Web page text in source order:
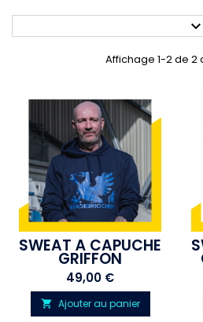

Affichage 1-2 de 2
SWEAT À CAPUCHE
GRIFFON
Prix
49,00 €
 Ajouter au panier